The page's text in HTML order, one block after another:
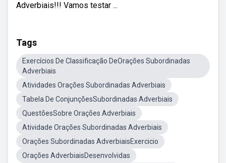
Adverbiais!!! Vamos testar ...
Tags
Exercícios De Classificação DeOrações Subordinadas
Adverbiais
Atividades Orações Subordinadas Adverbiais
Tabela De ConjunçõesSubordinadas Adverbiais
QuestõesSobre Orações Adverbiais
Atividade Orações Subordinadas Adverbiais
Orações Subordinadas AdverbiaisExercicio
Orações AdverbiaisDesenvolvidas